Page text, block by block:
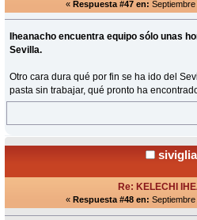
« Respuesta #47 en:
Iheanacho encuentra equipo sólo unas
Sevilla.
Otro cara dura qué por fin se ha ido del
pasta sin trabajar, qué pronto ha
Re: KELECHI
« Respuesta #48 en: